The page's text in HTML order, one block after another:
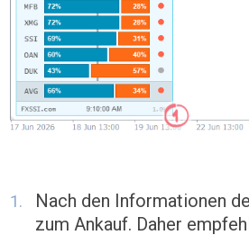
Nach den Informationen
zum Ankauf. Daher